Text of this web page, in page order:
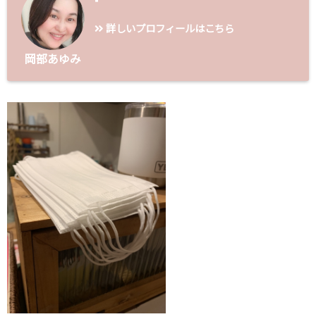
岡部あゆみ
詳しいプロフィールはこちら